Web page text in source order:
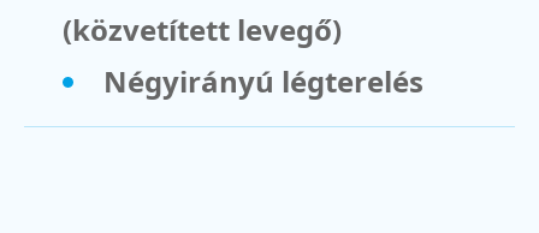
(közvetített levegő)
Négyirányú légterelés